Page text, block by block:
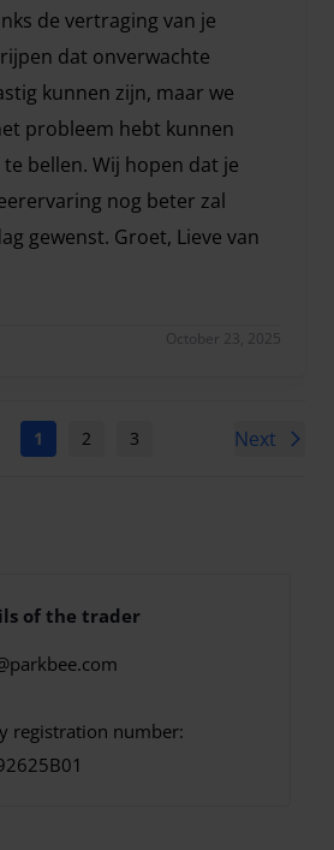
de vertraging van je
dat onverwachte
kunnen zijn, maar we
probleem hebt kunnen
bellen. Wij hopen dat je
nog beter zal
gewenst. Groet, Lieve van
October 23, 2025
1 2 3 6
Next
of the trader
registration number: